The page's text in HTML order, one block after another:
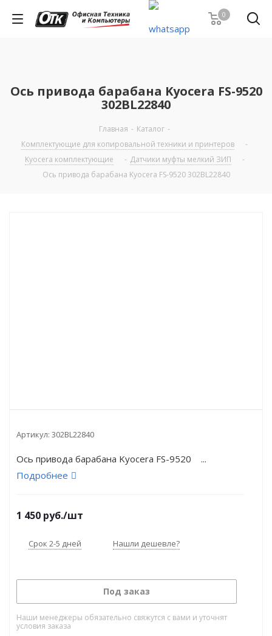
0
Ось привода барабана Kyocera FS-9520
302BL22840
Главная - Каталог -
Комплектующие для копировальной техники и принтеров
-
Kyocera комплектующие
- Датчики муфты мелкий ЗИП
-
Ось привода барабана Kyocera FS-9520 302BL22840
Артикул: 302BL22840
Ось привода барабана Kyocera FS-9520 ...
Подробнее
1 450 руб./шт
Срок 2-5 дней Нашли дешевле?
Под заказ
Наши менеджеры обязательно свяжутся с вами и уточнят
условия заказа